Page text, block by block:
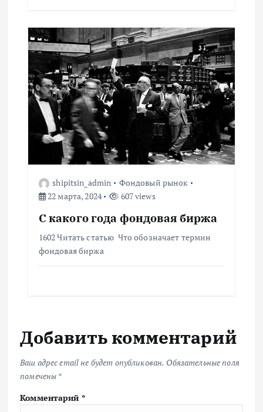
я
м
shipitsin_admin
Фондовый рынок
22 марта, 2024
607 views
С какого года фондовая биржа
1602 Читать статью Что обозначает термин
фондовая биржа
Добавить комментарий
Ваш адрес email не будет опубликован. Обязательные поля
помечены *
Комментарий *